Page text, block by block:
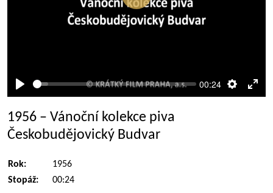
Přehrát
00:24
Přehrát
1956 – Vánoční kolekce piva
Českobudějovický Budvar
Rok:
1956
Stopáž:
00:24